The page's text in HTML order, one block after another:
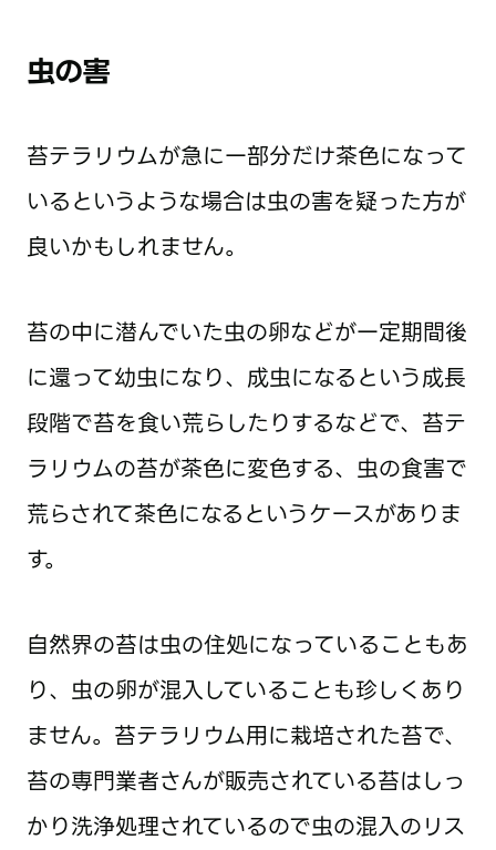
虫の害
苔テラリウムが急に一部分だけ茶色になって
いるというような場合は虫の害を疑った方が
良いかもしれません。
苔の中に潜んでいた虫の卵などが一定期間後
に還って幼虫になり、成虫になるという成長
段階で苔を食い荒らしたりするなどで、苔テ
ラリウムの苔が茶色に変色する、虫の食害で
荒らされて茶色になるというケースがありま
す。
自然界の苔は虫の住処になっていることもあ
り、虫の卵が混入していることも珍しくあり
ません。苔テラリウム用に栽培された苔で、
苔の専門業者さんが販売されている苔はしっ
かり洗浄処理されているので虫の混入のリス